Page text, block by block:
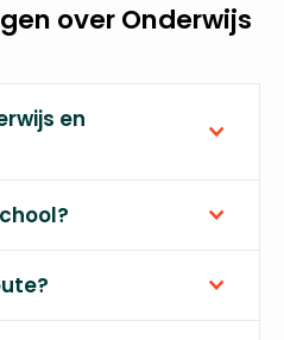
over Onderwijs
en